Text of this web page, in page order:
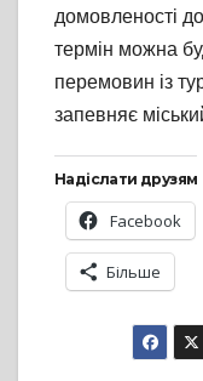
домовленості
термін можна
перемовин із
запевняє
Надіслати друзям
Facebook
Більше